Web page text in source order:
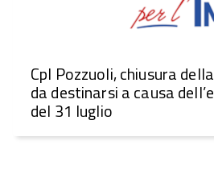
CpI Pozzuoli, chiusura
da destinarsi a causa
del 31 luglio